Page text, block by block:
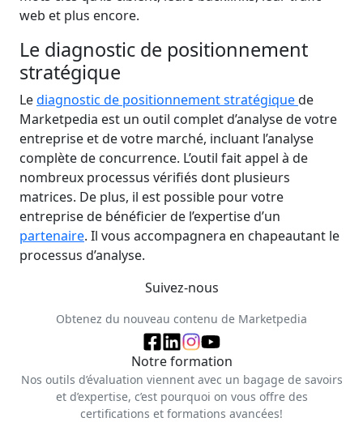
web et plus encore.
Le diagnostic de positionnement
stratégique
Lediagnostic de positionnement stratégiquede
Marketpedia est un outil complet d’analyse de votre
entreprise et de votre marché, incluant l’analyse
complète de concurrence. L’outil fait appel à de
nombreux processus vérifiés dont plusieurs
matrices. De plus, il est possible pour votre
entreprise de bénéficier de l’expertise d’un
partenaire. Il vous accompagnera en chapeautant le
processus d’analyse.
Suivez-nous
Obtenez du nouveau contenu de Marketpedia
Notre formation
Nos outils d’évaluation viennent avec un bagage de savoirs
et d’expertise, c’est pourquoi on vous offre des
certifications et formations avancées!